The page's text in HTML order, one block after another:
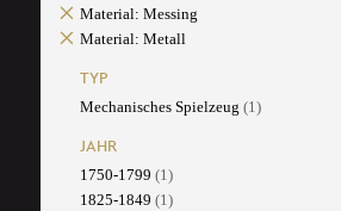
Material: Messing
Material: Metall
TYP
Mechanisches Spielzeug (1)
JAHR
1750-1799 (1)
1825-1849 (1)